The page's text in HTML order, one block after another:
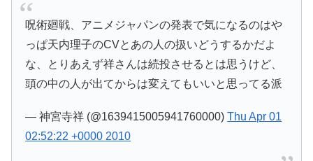
呪術廻戦、アニメジャパンの発表で気になるのはや
っぱ天内理子のCVとあの人の扱いどうするかだよ
な、とりあえず祥さんは続投させるとは思うけど、
頭の中の人が出てからは変えてもいいと思ってる派
— 神宮寺祥 (@1639415005941760000)Thu Apr 01
02:52:22 +0000 2010